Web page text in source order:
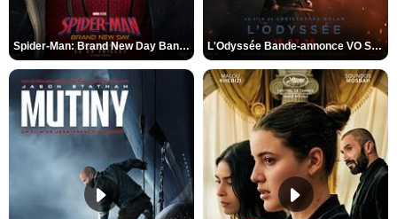
Spider-Man: Brand New Day Bande-annonce VO STFR L'Odyssée Bande-annonce VO STFR